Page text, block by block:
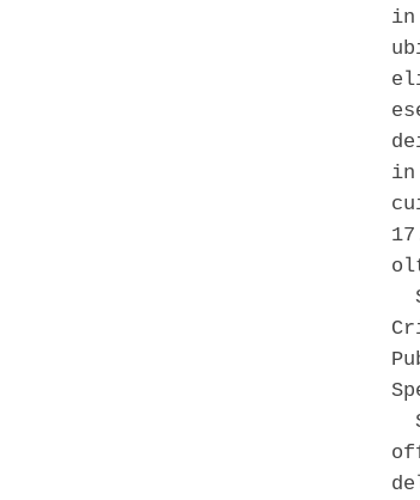
in
in